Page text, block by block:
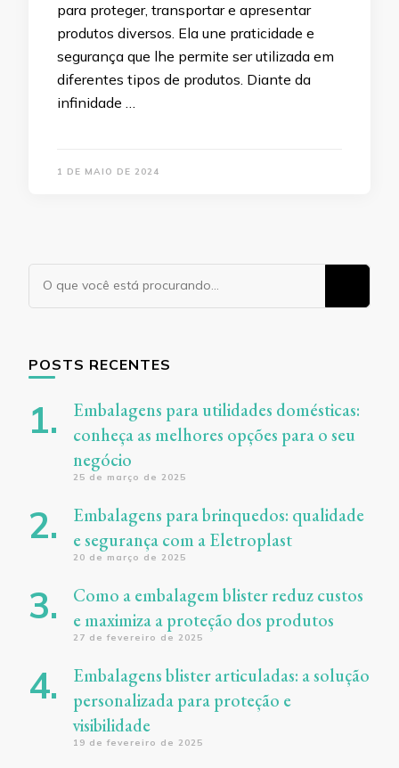
para proteger, transportar e apresentar
produtos diversos. Ela une praticidade e
segurança que lhe permite ser utilizada em
diferentes tipos de produtos. Diante da
infinidade …
1 DE MAIO DE 2024
Procurando
POSTS RECENTES
Embalagens para utilidades domésticas:
conheça as melhores opções para o seu
negócio
25 de março de 2025
Embalagens para brinquedos: qualidade
e segurança com a Eletroplast
20 de março de 2025
Como a embalagem blister reduz custos
e maximiza a proteção dos produtos
27 de fevereiro de 2025
Embalagens blister articuladas: a solução
personalizada para proteção e
visibilidade
19 de fevereiro de 2025